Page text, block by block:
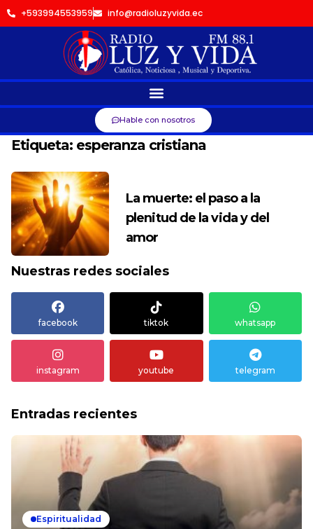
+593994553959 info@radioluzyvida.ec
Hable con nosotros
Etiqueta: esperanza cristiana
La muerte: el paso a la
plenitud de la vida y del
amor
Nuestras redes sociales
facebook tiktok whatsapp
instagram youtube telegram
Entradas recientes
Espiritualidad